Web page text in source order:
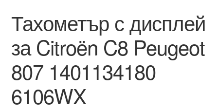
Транспорт
Тахометър с дисплей
за Citroën C8 Peugeot
807 1401134180
6106WX